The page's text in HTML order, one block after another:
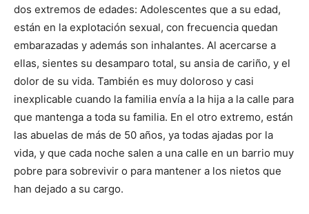
dos extremos de edades: Adolescentes que a su edad,
están en la explotación sexual, con frecuencia quedan
embarazadas y además son inhalantes. Al acercarse a
ellas, sientes su desamparo total, su ansia de cariño, y el
dolor de su vida. También es muy doloroso y casi
inexplicable cuando la familia envía a la hija a la calle para
que mantenga a toda su familia. En el otro extremo, están
las abuelas de más de 50 años, ya todas ajadas por la
vida, y que cada noche salen a una calle en un barrio muy
pobre para sobrevivir o para mantener a los nietos que
han dejado a su cargo.